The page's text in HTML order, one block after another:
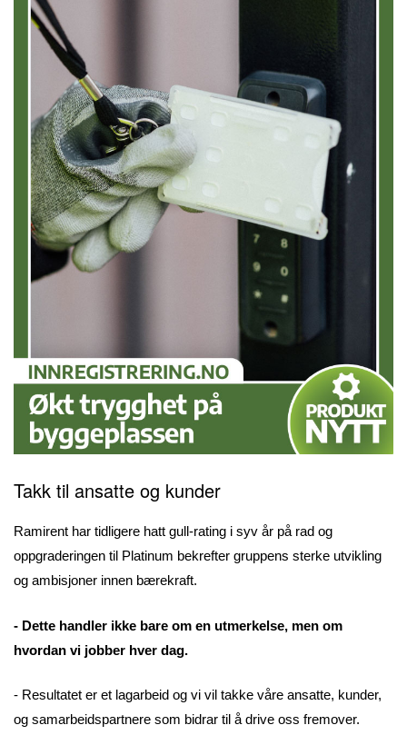
Takk til ansatte og kunder
Ramirent har tidligere hatt gull-rating i syv år på rad og
oppgraderingen til Platinum bekrefter gruppens sterke utvikling
og ambisjoner innen bærekraft.
- Dette handler ikke bare om en utmerkelse, men om
hvordan vi jobber hver dag.
- Resultatet er et lagarbeid og vi vil takke våre ansatte, kunder,
og samarbeidspartnere som bidrar til å drive oss fremover.